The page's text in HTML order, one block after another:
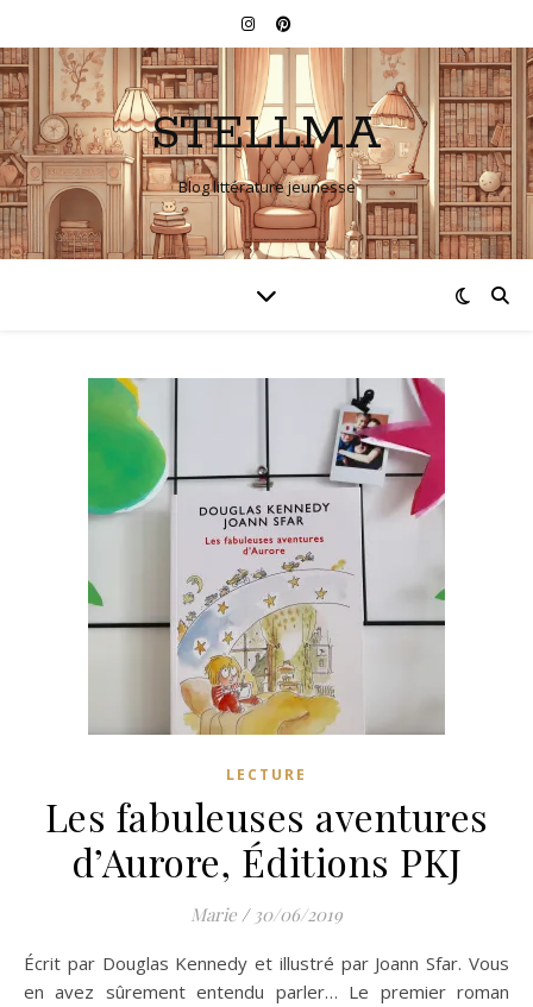
STELLMA
Blog littérature jeunesse
LECTURE
Les fabuleuses aventures
d’Aurore, Éditions PKJ
Marie / 30/06/2019
Écrit par Douglas Kennedy et illustré par Joann Sfar. Vous
en avez sûrement entendu parler… Le premier roman